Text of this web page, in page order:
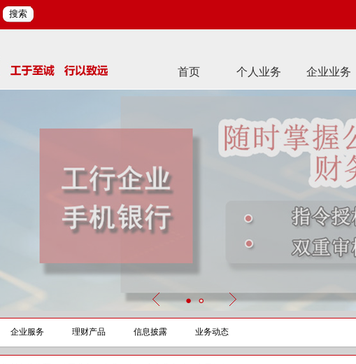
搜索
首页 个人业务 企业业务
企业服务 理财产品 信息披露 业务动态